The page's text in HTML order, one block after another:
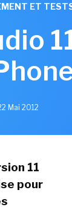
ET
Mai 2012
11
pour